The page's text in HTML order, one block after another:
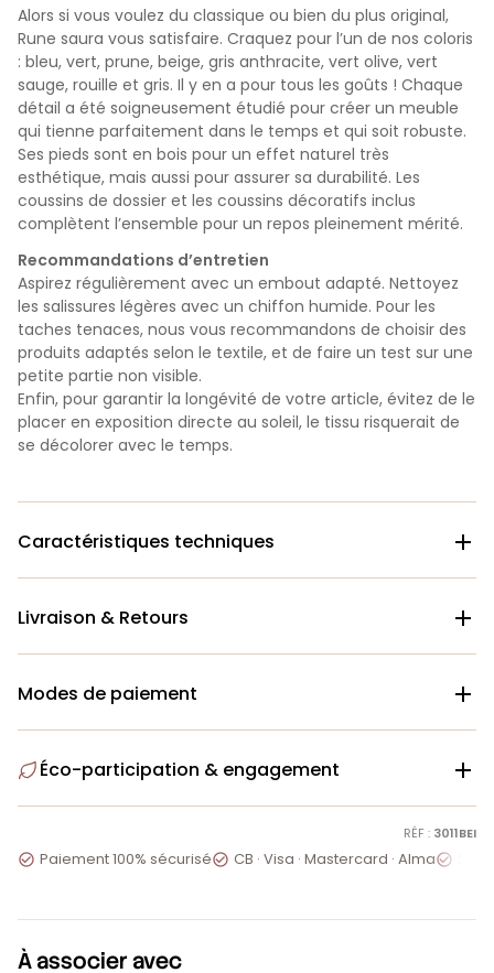
Alors si vous voulez du classique ou bien du plus original,
Rune saura vous satisfaire. Craquez pour l’un de nos coloris
: bleu, vert, prune, beige, gris anthracite, vert olive, vert
sauge, rouille et gris. Il y en a pour tous les goûts ! Chaque
détail a été soigneusement étudié pour créer un meuble
qui tienne parfaitement dans le temps et qui soit robuste.
Ses pieds sont en bois pour un effet naturel très
esthétique, mais aussi pour assurer sa durabilité. Les
coussins de dossier et les coussins décoratifs inclus
complètent l’ensemble pour un repos pleinement mérité.
Recommandations d’entretien
Aspirez régulièrement avec un embout adapté. Nettoyez
les salissures légères avec un chiffon humide. Pour les
taches tenaces, nous vous recommandons de choisir des
produits adaptés selon le textile, et de faire un test sur une
petite partie non visible.
Enfin, pour garantir la longévité de votre article, évitez de le
placer en exposition directe au soleil, le tissu risquerait de
se décolorer avec le temps.
Caractéristiques techniques 
Livraison & Retours 
Modes de paiement 
Éco-participation & engagement 
RÉF : 3011BEI
 Paiement 100% sécurisé CB · Visa · Mastercard · Alma
À associer avec